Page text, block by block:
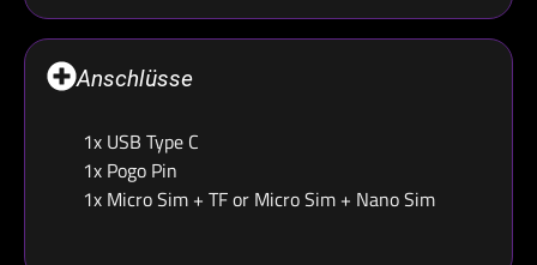
Anschlüsse
1x USB Type C
1x Pogo Pin
1x Micro Sim + TF or Micro Sim + Nano Sim